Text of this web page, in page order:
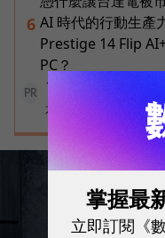
6 AI 時代的行動生產
Prestige 14 Flip
PC？
PR
100 MVP 倒數徵
永續才能成就傳
掌握最
立即訂閱《